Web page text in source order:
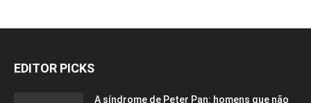
EDITOR PICKS
A síndrome de Peter Pan: homens que não